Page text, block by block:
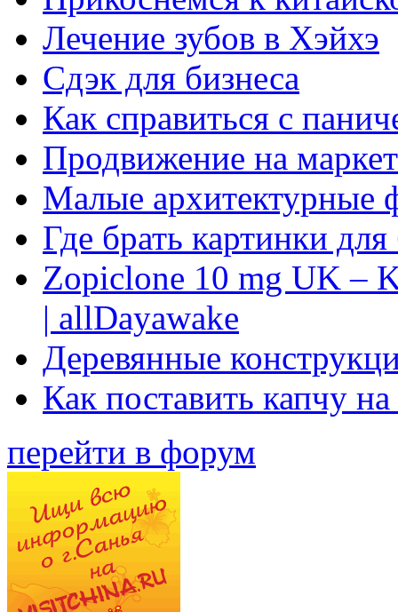
Лечение зубов в Хэйхэ
Сдэк для бизнеса
Как справиться с
Продвижение на
Малые архитектурные
Где брать картинки
Zopiclone 10 mg UK –
| allDayawake
Деревянные
Как поставить капчу
перейти в форум